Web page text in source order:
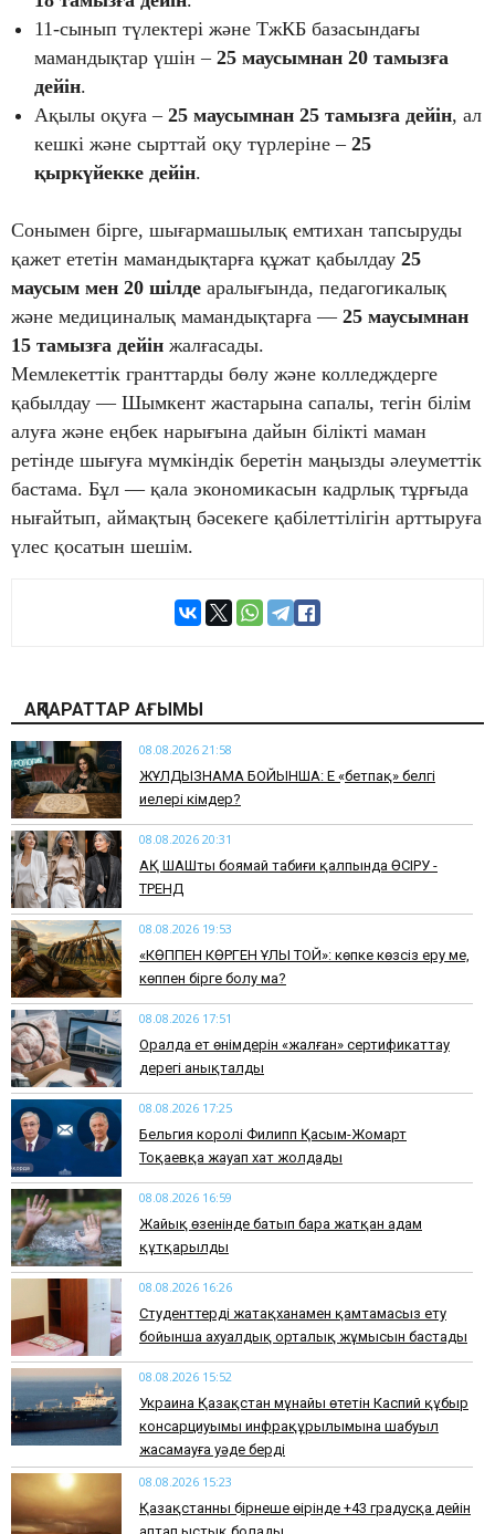
11-сынып түлектері және ТжКБ базасындағы
мамандықтар үшін – 25 маусымнан 20 тамызға
дейін.
Ақылы оқуға – 25 маусымнан 25 тамызға дейін, ал
кешкі және сырттай оқу түрлеріне – 25
қыркүйекке дейін.
Сонымен бірге, шығармашылық емтихан тапсыруды
қажет ететін мамандықтарға құжат қабылдау 25
маусым мен 20 шілде аралығында, педагогикалық
және медициналық мамандықтарға — 25 маусымнан
15 тамызға дейін жалғасады.
Мемлекеттік гранттарды бөлу және колледждерге
қабылдау — Шымкент жастарына сапалы, тегін білім
алуға және еңбек нарығына дайын білікті маман
ретінде шығуға мүмкіндік беретін маңызды әлеуметтік
бастама. Бұл — қала экономикасын кадрлық тұрғыда
нығайтып, аймақтың бәсекеге қабілеттілігін арттыруға
үлес қосатын шешім.
АҚПАРАТТАР АҒЫМЫ
08.08.2026 21:58
ЖҰЛДЫЗНАМА БОЙЫНША: Ең «бетпақ» белгі
иелері кімдер?
08.08.2026 20:31
АҚ ШАШты боямай табиғи қалпында ӨСІРУ -
ТРЕНД
08.08.2026 19:53
​«КӨППЕН КӨРГЕН ҰЛЫ ТОЙ»: көпке көзсіз еру ме,
көппен бірге болу ма?
08.08.2026 17:51
Оралда ет өнімдерін «жалған» сертификаттау
дерегі анықталды
08.08.2026 17:25
Бельгия королі Филипп Қасым-Жомарт
Тоқаевқа жауап хат жолдады
08.08.2026 16:59
Жайық өзенінде батып бара жатқан адам
құтқарылды
08.08.2026 16:26
Студенттерді жатақханамен қамтамасыз ету
бойынша ахуалдық орталық жұмысын бастады
08.08.2026 15:52
Украина Қазақстан мұнайы өтетін Каспий құбыр
консарциуымы инфрақұрылымына шабуыл
жасамауға уәде берді
08.08.2026 15:23
Қазақстанның бірнеше өңірінде +43 градусқа дейін